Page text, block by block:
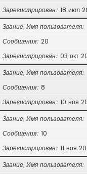
Зарегистрирован 18 июл
Звание, Имя пользователя
Сообщения 20
Зарегистрирован 03 окт
Звание, Имя пользователя
Сообщения 8
Зарегистрирован 10 ноя
Звание, Имя пользователя
Сообщения 10
Зарегистрирован 11 ноя
Звание, Имя пользователя